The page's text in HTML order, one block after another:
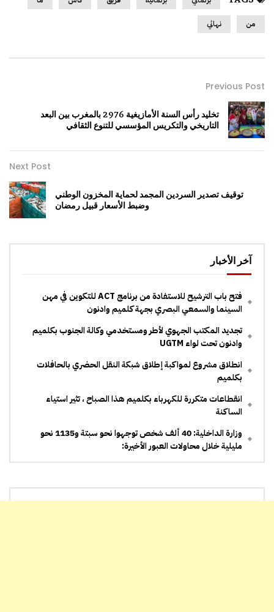
من نهائي
Previous Post
تخليد رأس السنة الأمازيغية 2976 بالمغرب بين البعد
التاريخي والتكريس المؤسسي للتنوع الثقافي
Next Post
توقيف تصدير السردين المجمد لحماية المخزون الوطني
وضبط الأسعار قبيل رمضان
آخر الأخبار
فتح باب الترشيح للاستفادة من برنامج ACT للتكوين في مهن
السينما والسمعي البصري بجهة كلميم وادنون
تجديد المكتب الجهوي لأطر ومستخدمي وكالة الجنوب بكلميم
وادنون تحت لواء UGTM
انطلاق مشروع لمواكبة إطلاق شبكة النقل الحضري بالحافلات
بكلميم
انقطاعات متكررة للكهرباء بكلميم هذا الصباح ، تثير استياء
الساكنة
وزارة الداخلية: 40 ألف شخص توجهوا نحو سبتة و1135 نحو
مليلية خلال محاولات العبور الأخيرة: